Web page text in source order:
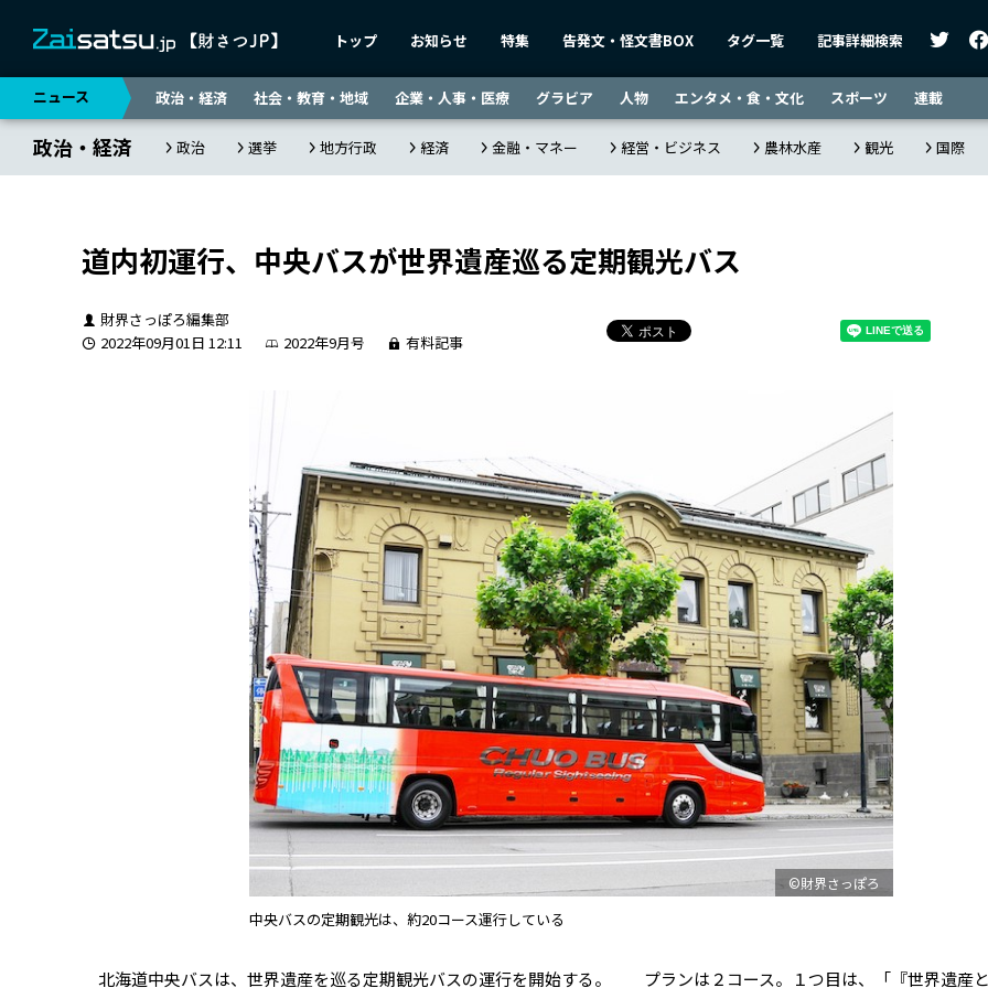
トップ お知らせ 特集 告発文・怪文書BOX タグ一覧 記事詳細検索
ニュース 政治・経済 社会・教育・地域 企業・人事・医療 グラビア 人物 エンタメ・食・文化 スポーツ 連載
政治・経済 政治 選挙 地方行政 経済 金融・マネー 経営・ビジネス 農林水産 観光 国際
道内初運行、中央バスが世界遺産巡る定期観光バス
財界さっぽろ編集部
2022年09月01日 12:11
2022年9月号 有料記事
©財界さっぽろ
中央バスの定期観光は、約20コース運行している
北海道中央バスは、世界遺産を巡る定期観光バスの運行を開始する。 プランは２コース。１つ目は、「『世界遺産